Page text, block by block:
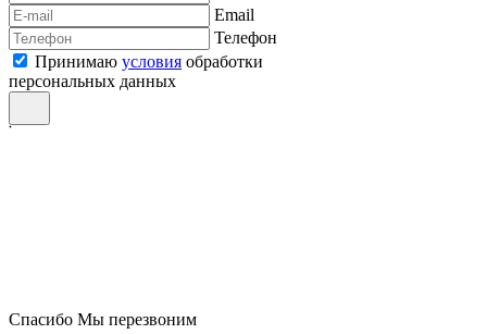
Email
Телефон
Принимаю условия обработки
персональных данных
Спасибо Мы перезвоним